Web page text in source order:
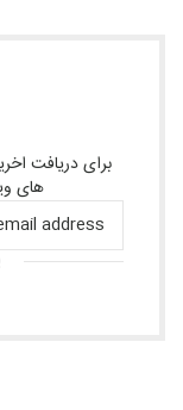
برای دریافت
های